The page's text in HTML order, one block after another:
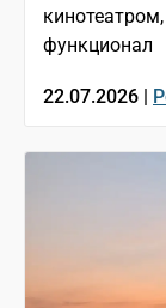
функционал
22.07.2026 |